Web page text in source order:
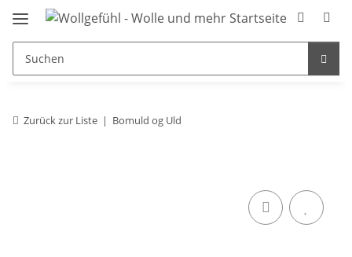
Zurück zur Liste Bomuld og Uld